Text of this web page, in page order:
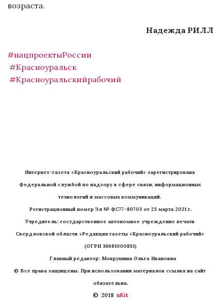
возраста.
Надежда РИЛЛ
#нацпроектыРоссии
#Красноуральск
#Красноуральскийрабочий
Интернет-газета «Красноуральский рабочий» зарегистрирована
Федеральной службой по надзору в сфере связи, информационных
технологий и массовых коммуникаций.
Регистрационный номер Эл № ФС77-80703 от 23 марта 2021 г.
Учредитель: государственное автономное учреждение печати
Свердловской области «Редакция газеты «Красноуральский рабочий»
(ОГРН 36681000851)
   Главный редактор: Мокрушина Ольга Ивановна
© Все права защищены. При использовании материалов ссылка на сайт
обязательна.
©  2018 uKit